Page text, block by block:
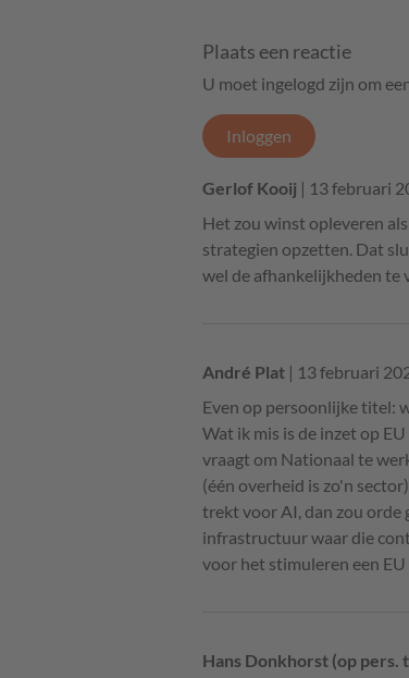
Plaats een reactie
U moet ingelogd zijn om
Inloggen
Gerlof Kooij | 13 februari
Het zou winst opleveren
strategien opzetten. Dat
wel de afhankelijkheden te
André Plat | 13 februari
Even op persoonlijke titel:
Wat ik mis is de inzet op
vraagt om Nationaal te
(één overheid is zo'n
trekt voor AI, dan zou orde
infrastructuur waar die
voor het stimuleren een
Hans Donkhorst (op pers.